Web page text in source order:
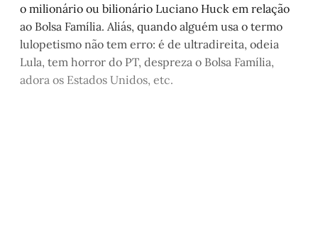
o milionário ou bilionário Luciano Huck em relação
ao Bolsa Família. Aliás, quando alguém usa o termo
lulopetismo não tem erro: é de ultradireita, odeia
Lula, tem horror do PT, despreza o Bolsa Família,
adora os Estados Unidos, etc.